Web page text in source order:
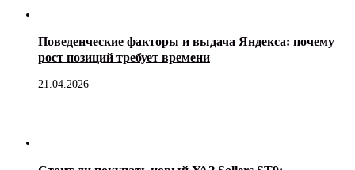
Поведенческие факторы и выдача Яндекса: почему
рост позиций требует времени
21.04.2026